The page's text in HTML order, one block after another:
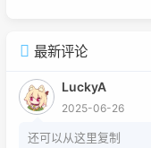
最新评论
LuckyA
2025-06-26
还可以从这里复制